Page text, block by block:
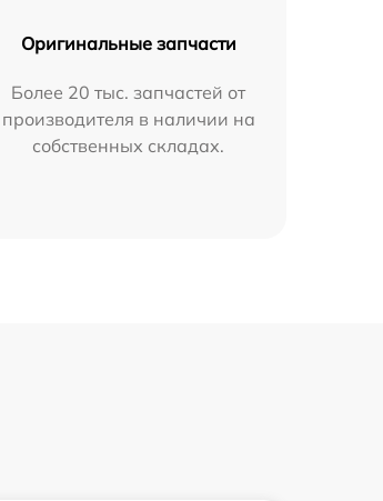
Оригинальные запчасти
Более 20 тыс. запчастей от
производителя в наличии на
собственных складах.